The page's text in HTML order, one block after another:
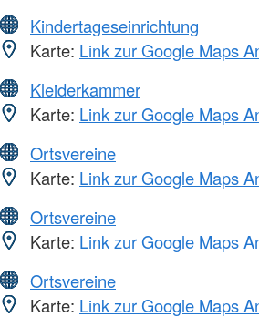
Kindertageseinrichtung
Karte: Link zur Google Maps
Kleiderkammer
Karte: Link zur Google Maps
Ortsvereine
Karte: Link zur Google Maps
Ortsvereine
Karte: Link zur Google Maps
Ortsvereine
Karte: Link zur Google Maps